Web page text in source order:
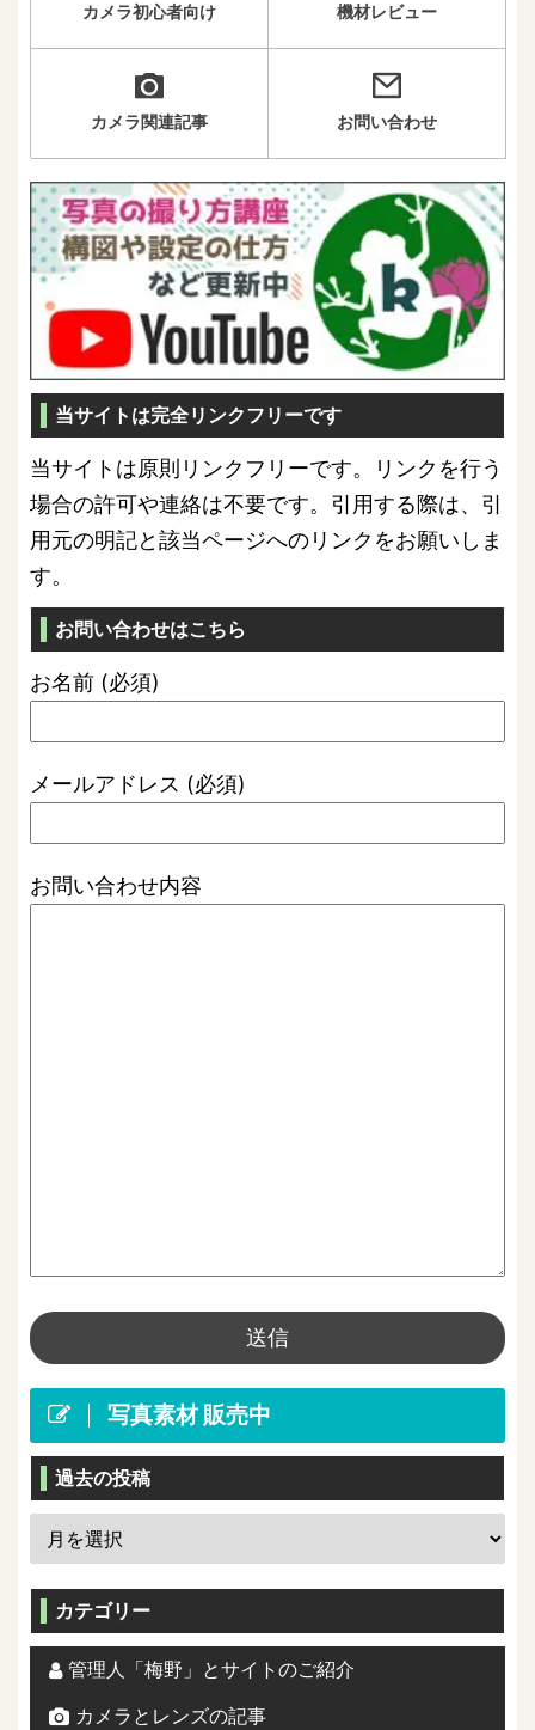
カメラ初心者向け 機材レビュー
カメラ関連記事 お問い合わせ
当サイトは完全リンクフリーです
当サイトは原則リンクフリーです。リンクを行う
場合の許可や連絡は不要です。引用する際は、引
用元の明記と該当ページへのリンクをお願いしま
す。
お問い合わせはこちら
お名前 (必須)
メールアドレス (必須)
お問い合わせ内容
写真素材 販売中
過去の投稿
カテゴリー
管理人「梅野」とサイトのご紹介
カメラとレンズの記事